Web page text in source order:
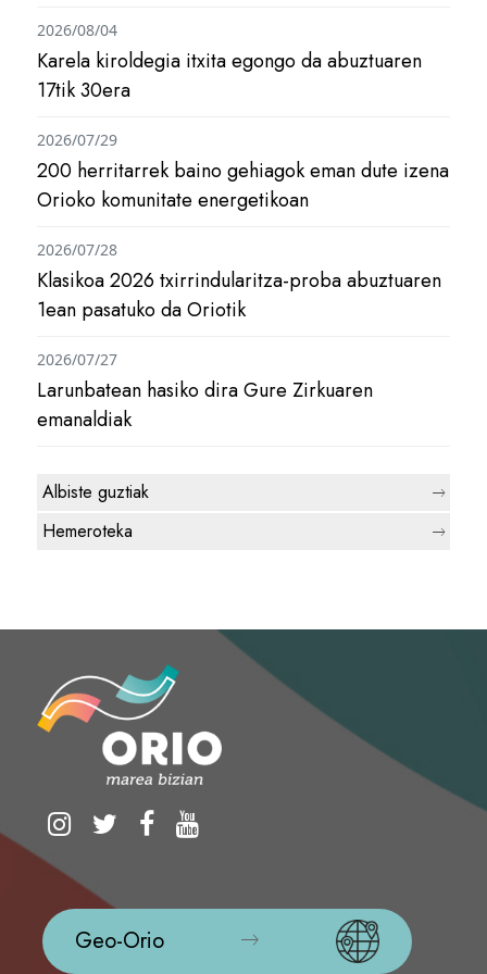
Karela kiroldegia itxita egongo da abuztuaren
17tik 30era
2026/08/04
200 herritarrek baino gehiagok eman dute izena
Orioko komunitate energetikoan
2026/07/29
Klasikoa 2026 txirrindularitza-proba abuztuaren
1ean pasatuko da Oriotik
2026/07/28
Larunbatean hasiko dira Gure Zirkuaren
emanaldiak
2026/07/27
Albiste guztiak
Hemeroteka
Geo-Orio